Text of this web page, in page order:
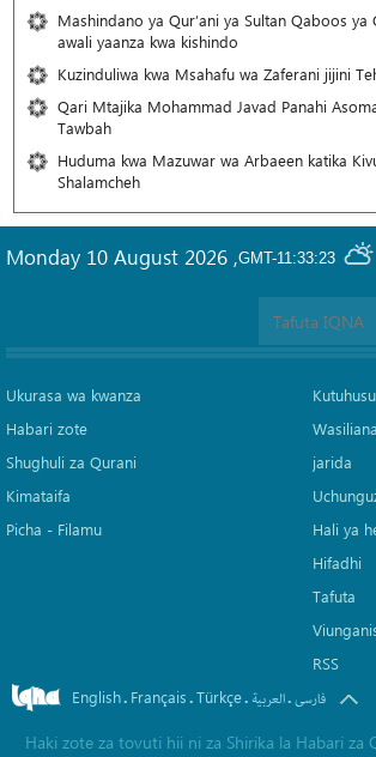
Mashindano ya Qur’ani ya Sultan Qaboos ya
awali yaanza kwa kishindo
Kuzinduliwa kwa Msahafu wa Zaferani jijini
Qari Mtajika Mohammad Javad Panahi
Tawbah
Huduma kwa Mazuwar wa Arbaeen katika
Shalamcheh
GMT-11:33:23
Monday 10 August 2026 ,
Ukurasa wa kwanza
Habari zote
Shughuli za Qurani
Kimataifa
Picha‎ - Filamu‎
Kutuhusu
jarida
Hali ya
Hifadhi
Tafuta
RSS
English. Français.Türkçe. العربیة.فارسی
Haki zote za tovuti hii ni za Shirika la Habari za